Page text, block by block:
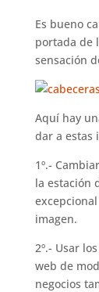
Es bueno
portada de
sensación
Aquí hay
dar a estas
1º.-
la estación
imagen.
2º.- Usar
web de
negocios